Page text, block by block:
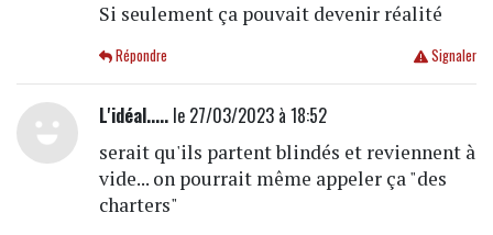
Si seulement ça pouvait devenir réalité
Signaler
Répondre
L'idéal.....le 27/03/2023 à 18:52
serait qu'ils partent blindés et reviennent à
vide... on pourrait même appeler ça "des
charters"